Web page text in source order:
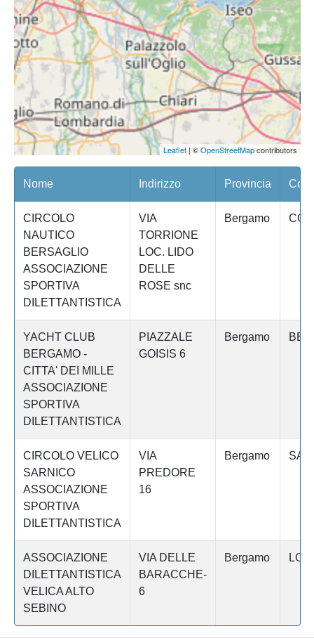
Leaflet| ©OpenStreetMapcontributors
Nome Indirizzo Provincia
CIRCOLO
NAUTICO
BERSAGLIO
ASSOCIAZIONE
SPORTIVA
DILETTANTISTICA
VIA
TORRIONE
LOC. LIDO
DELLE
ROSE snc
Bergamo
YACHT CLUB
BERGAMO -
CITTA' DEI MILLE
ASSOCIAZIONE
SPORTIVA
DILETTANTISTICA
PIAZZALE
GOISIS 6
Bergamo
CIRCOLO VELICO
SARNICO
ASSOCIAZIONE
SPORTIVA
DILETTANTISTICA
VIA
PREDORE
16
Bergamo
ASSOCIAZIONE
DILETTANTISTICA
VELICA ALTO
SEBINO
VIA DELLE
BARACCHE-
6
Bergamo